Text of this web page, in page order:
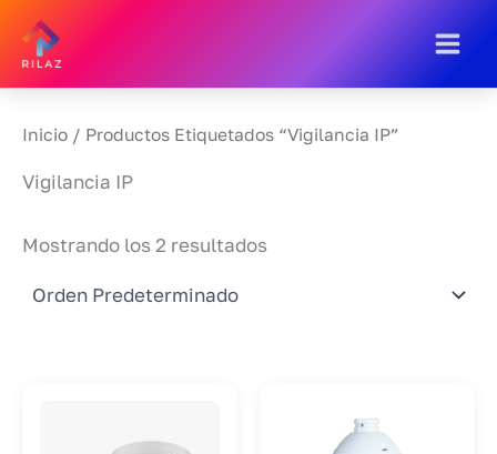
Inicio / Productos Etiquetados “Vigilancia IP”
Vigilancia IP
Mostrando los 2 resultados